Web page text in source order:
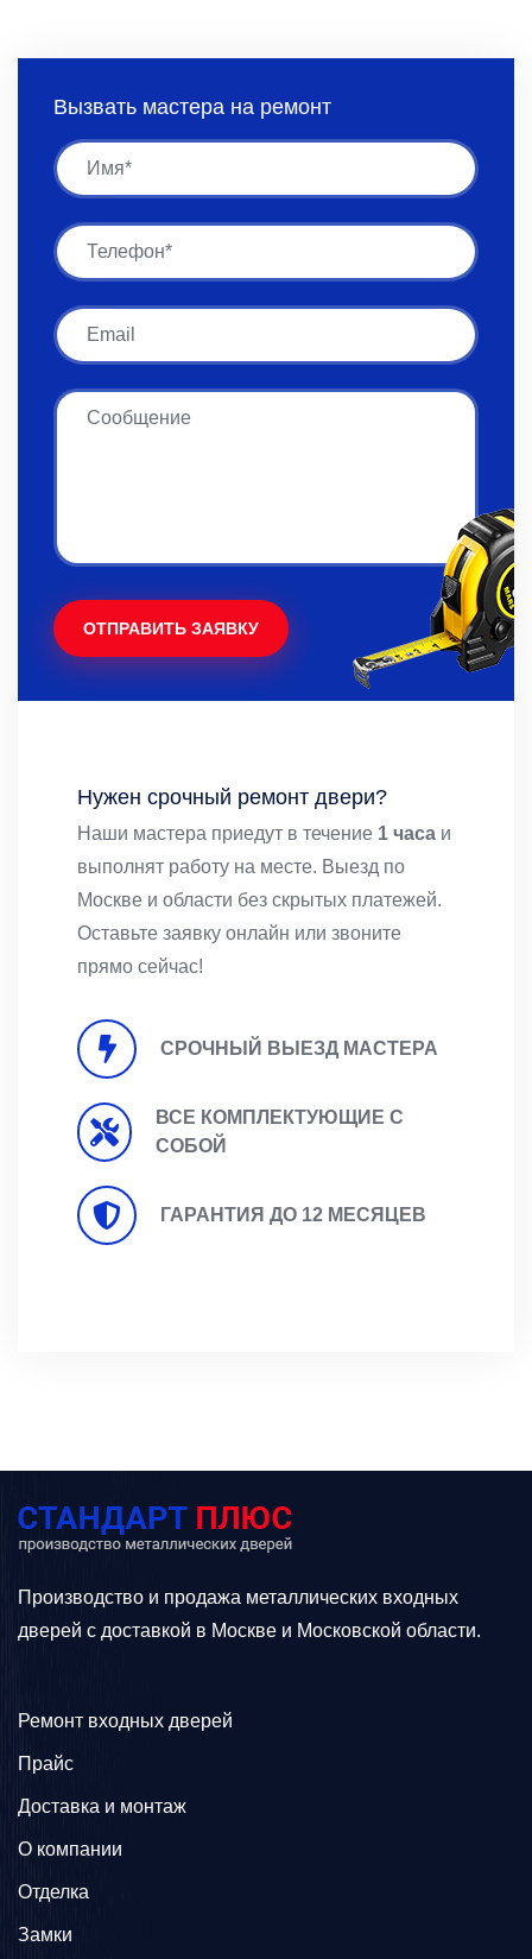
Нужен срочный ремонт двери?
Наши мастера приедут в течение 1 часа и
выполнят работу на месте. Выезд по
Москве и области без скрытых платежей.
Оставьте заявку онлайн или звоните
прямо сейчас!
СРОЧНЫЙ ВЫЕЗД МАСТЕРА
ВСЕ КОМПЛЕКТУЮЩИЕ С
СОБОЙ
ГАРАНТИЯ ДО 12 МЕСЯЦЕВ
Вызвать мастера на ремонт
Имя
Имя
Email
Сообщение
ОТПРАВИТЬ ЗАЯВКУ
Производство и продажа металлических входных
дверей с доставкой в Москве и Московской области.
Ремонт входных дверей
Прайс
Доставка и монтаж
О компании
Отделка
Замки